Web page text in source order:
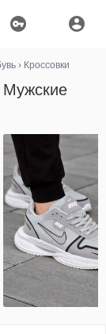
› Кроссовки
Мужские